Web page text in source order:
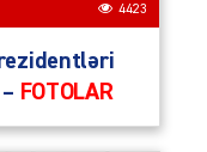
4423
FOTOLAR